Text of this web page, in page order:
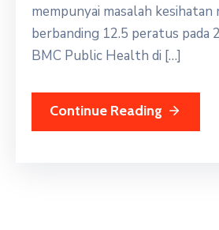
mempunyai masalah
berbanding 12.5 peratus pada
BMC Public Health di […]
Continue Reading